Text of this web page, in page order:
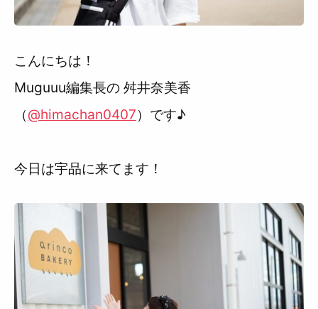
こんにちは！
Muguuu編集長の 舛井奈美香
（@himachan0407）です♪
今日は宇品に来てます！